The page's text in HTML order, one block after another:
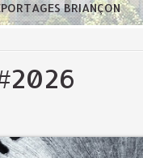
BRIANÇON